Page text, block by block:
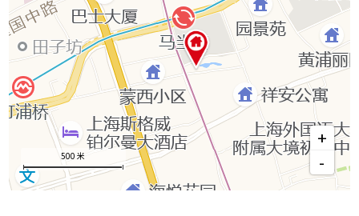
500 米
+
-